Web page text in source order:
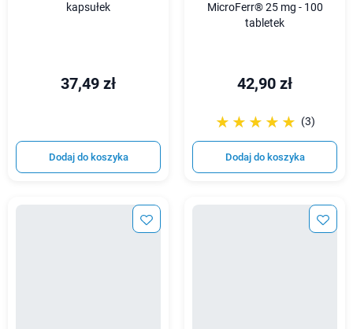
kapsułek
37,49 zł
Dodaj do koszyka
MicroFerr® 25 mg - 100
tabletek
42,90 zł
☆☆☆☆☆
★★★★★ (3)
Dodaj do koszyka